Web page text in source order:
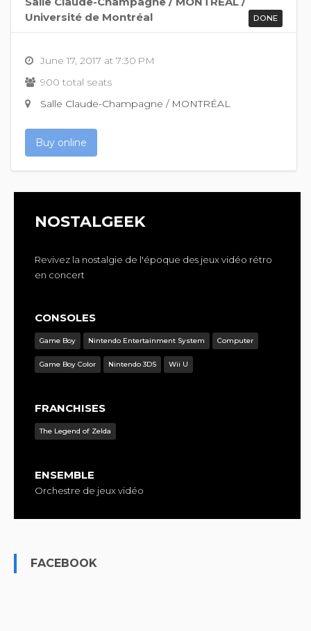
Université de Montréal
DONE
June 17, 2017 at 7:30 PM
900 total seats
Salle Claude-Champagne / MONTRÉAL
Buy online
NOSTALGEEK
Revivez la nostalgie de l'époque des jeux vidéo rétro
en concert
CONSOLES
Game Boy Nintendo Entertainment System Computer
Game Boy Color Nintendo 3DS Wii U
FRANCHISES
The Legend of Zelda
ENSEMBLE
Orchestre de jeux vidéo
FACEBOOK